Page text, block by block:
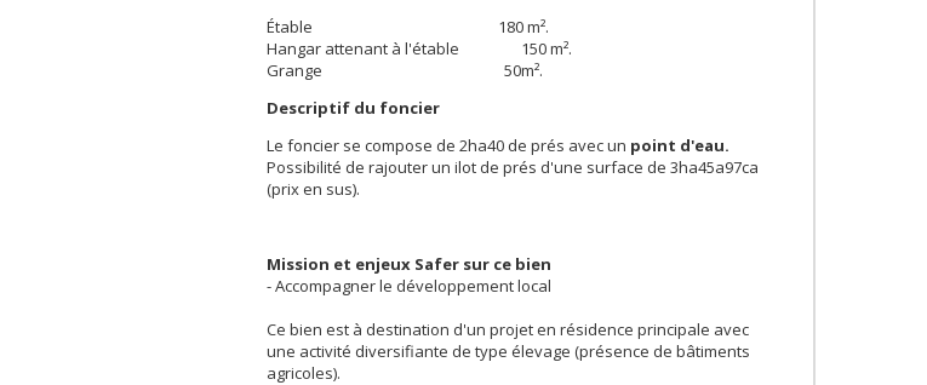
Étable 180 m².
Hangar attenant à l'étable 150 m².
Grange 50m².
Descriptif du foncier
Le foncier se compose de 2ha40 de prés avec un point d'eau.
Possibilité de rajouter un ilot de prés d'une surface de 3ha45a97ca
(prix en sus).
Mission et enjeux Safer sur ce bien
- Accompagner le développement local
Ce bien est à destination d'un projet en résidence principale avec
une activité diversifiante de type élevage (présence de bâtiments
agricoles).